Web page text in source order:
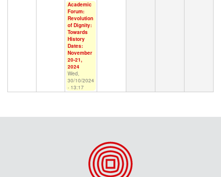
Academic
Forum:
Revolution
of Dignity:
Towards
History
Dates:
November
20-21,
2024
Wed,
30/10/2024
- 13:17